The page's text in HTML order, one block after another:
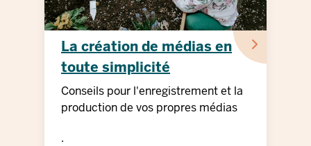
La création de médias en
toute simplicité
Conseils pour l'enregistrement et la
production de vos propres médias
.